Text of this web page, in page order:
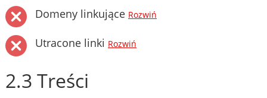
Domeny linkujące Rozwiń
Utracone linki Rozwiń
2.3 Treści